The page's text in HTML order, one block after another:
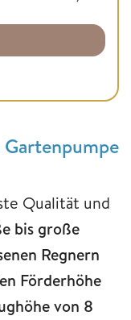
Qualität und
bis große
Regnern
Förderhöhe
von 8